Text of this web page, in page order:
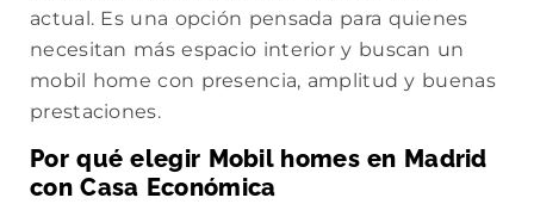
actual. Es una opción pensada para quienes
necesitan más espacio interior y buscan un
mobil home con presencia, amplitud y buenas
prestaciones.
Por qué elegir Mobil homes en Madrid
con Casa Económica